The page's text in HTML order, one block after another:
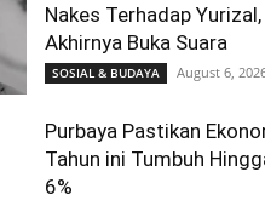
Nakes Terhadap Yurizal,
Akhirnya Buka Suara
SOSIAL & BUDAYA August 6,
Purbaya Pastikan
Tahun ini Tumbuh
6%